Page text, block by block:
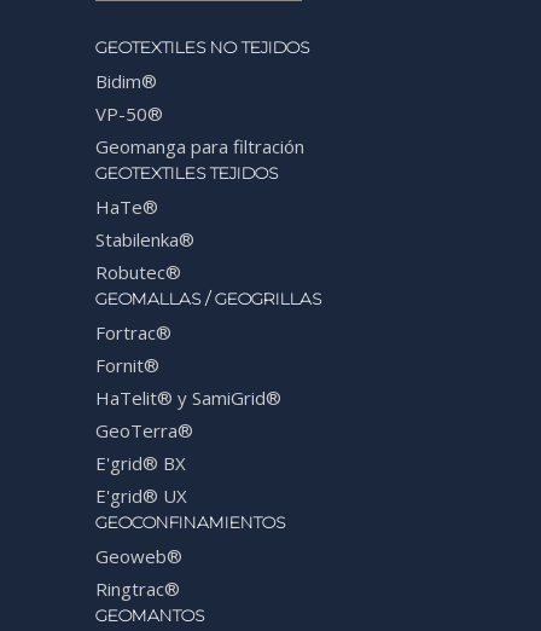
GEOTEXTILES NO TEJIDOS
Bidim®
VP-50®
Geomanga para filtración
GEOTEXTILES TEJIDOS
HaTe®
Stabilenka®
Robutec®
GEOMALLAS / GEOGRILLAS
Fortrac®
Fornit®
HaTelit® y SamiGrid®
GeoTerra®
E'grid® BX
E'grid® UX
GEOCONFINAMIENTOS
Geoweb®
Ringtrac®
GEOMANTOS